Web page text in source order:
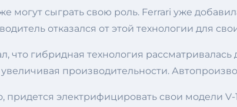
могут сыграть свою роль. Ferrari уже
отказался от этой технологии для
что гибридная технология
производительности.
электрифицировать свои модели